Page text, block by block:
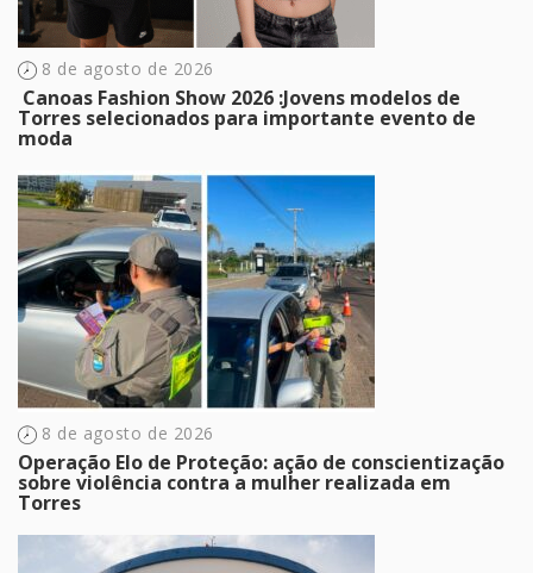
8 de agosto de 2026
​ Canoas Fashion Show 2026 :Jovens modelos de
Torres selecionados para importante evento de
moda
8 de agosto de 2026
Operação Elo de Proteção: ação de conscientização
sobre violência contra a mulher realizada em
Torres